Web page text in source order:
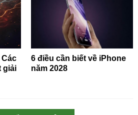
giải
6 điều cần biết về iPhone
năm 2028